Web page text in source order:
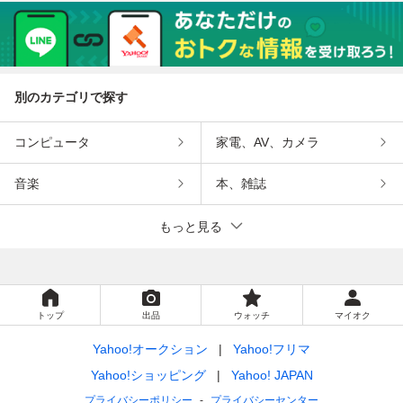
別のカテゴリで探す
コンピュータ 家電、AV、カメラ
音楽 本、雑誌
もっと見る
トップ 出品 ウォッチ マイオク
Yahoo!オークション
Yahoo!フリマ
Yahoo!ショッピング
Yahoo! JAPAN
プライバシーポリシー プライバシーセンター